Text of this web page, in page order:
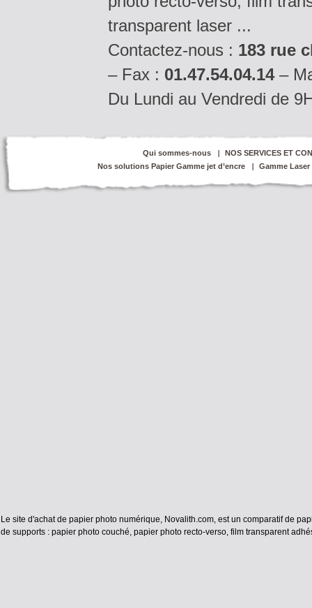
Le site d'achat de papier photo numérique, Novalith.com, est un comparatif de
de supports : papier photo couché, papier photo recto-verso, film transparent
transparent laser ...
Contactez-nous : 183 rue
– Fax : 01.47.54.04.14–
Du Lundi au Vendredi de
Qui sommes-nous
NOS SERVICES ET
Nos solutions Papier Gamme jet d’encre
Gamme Laser